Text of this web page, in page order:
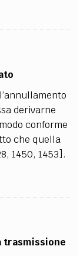
derivarne
conforme
che quella
1450, 1453].
trasmissione